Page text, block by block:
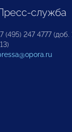
служба
(495) 247 4777 (доб.